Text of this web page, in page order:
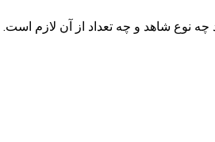
موارد چه نوع شاهد و چه تعداد از آن لازم